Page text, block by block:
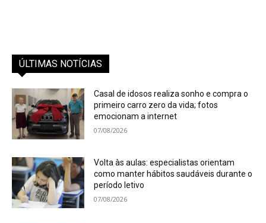
ÚLTIMAS NOTÍCIAS
Casal de idosos realiza sonho e compra o
primeiro carro zero da vida; fotos
emocionam a internet
07/08/2026
Volta às aulas: especialistas orientam
como manter hábitos saudáveis durante o
período letivo
07/08/2026